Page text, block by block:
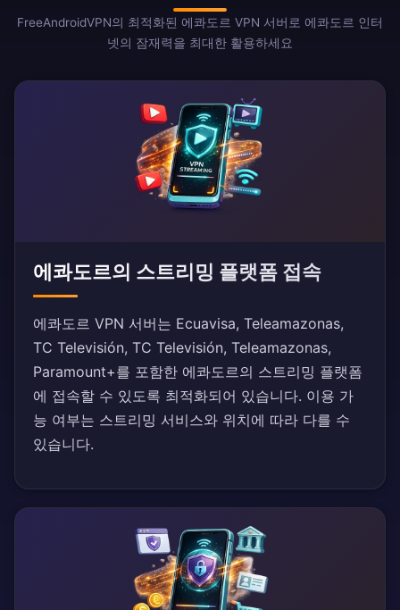
FreeAndroidVPN의 최적화된 에콰도르 VPN 서버로 에콰도르 인터
넷의 잠재력을 최대한 활용하세요
에콰도르의 스트리밍 플랫폼 접속
에콰도르 VPN 서버는 Ecuavisa, Teleamazonas,
TC Televisión, TC Televisión, Teleamazonas,
Paramount+를 포함한 에콰도르의 스트리밍 플랫폼
에 접속할 수 있도록 최적화되어 있습니다. 이용 가
능 여부는 스트리밍 서비스와 위치에 따라 다를 수
있습니다.